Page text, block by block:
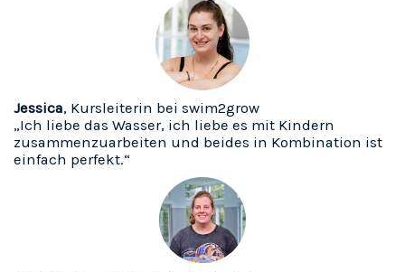
Jessica, Kursleiterin bei swim2grow
„Ich liebe das Wasser, ich liebe es mit Kindern
zusammenzuarbeiten und beides in Kombination ist
einfach perfekt.“